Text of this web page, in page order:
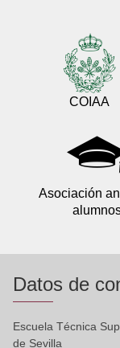
COIAA
Asociación
Datos de
Escuela Técnica
de Sevilla